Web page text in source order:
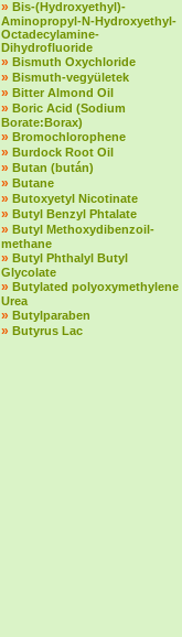
» Bis-(Hydroxyethyl)-
Aminopropyl-N-Hydroxyethyl-
Octadecylamine-
Dihydrofluoride
» Bismuth Oxychloride
» Bismuth-vegyületek
» Bitter Almond Oil
» Boric Acid (Sodium
Borate:Borax)
» Bromochlorophene
» Burdock Root Oil
» Butan (bután)
» Butane
» Butoxyetyl Nicotinate
» Butyl Benzyl Phtalate
» Butyl Methoxydibenzoil-
methane
» Butyl Phthalyl Butyl
Glycolate
» Butylated polyoxymethylene
Urea
» Butylparaben
» Butyrus Lac